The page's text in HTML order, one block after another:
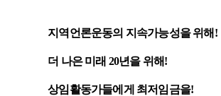
지역언론운동의 지속가능성을 위해 !
더 나은 미래 20년을 위해!
상임활동가들에게 최저임금을!